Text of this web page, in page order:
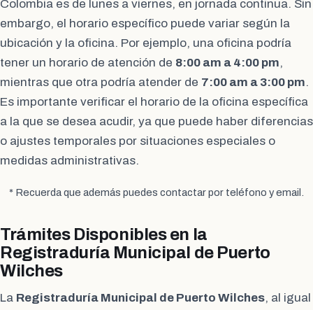
Colombia es de lunes a viernes, en jornada continua. Sin
embargo, el horario específico puede variar según la
ubicación y la oficina. Por ejemplo, una oficina podría
tener un horario de atención de 8:00 am a 4:00 pm,
mientras que otra podría atender de 7:00 am a 3:00 pm.
Es importante verificar el horario de la oficina específica
a la que se desea acudir, ya que puede haber diferencias
o ajustes temporales por situaciones especiales o
medidas administrativas.
* Recuerda que además puedes contactar por teléfono y email.
Trámites Disponibles en la
Registraduría Municipal de Puerto
Wilches
La Registraduría Municipal de Puerto Wilches, al igual